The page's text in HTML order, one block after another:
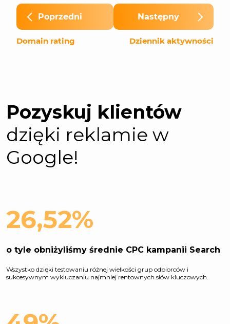
Poprzedni
Domain rating
Następny
Dziennik aktywności